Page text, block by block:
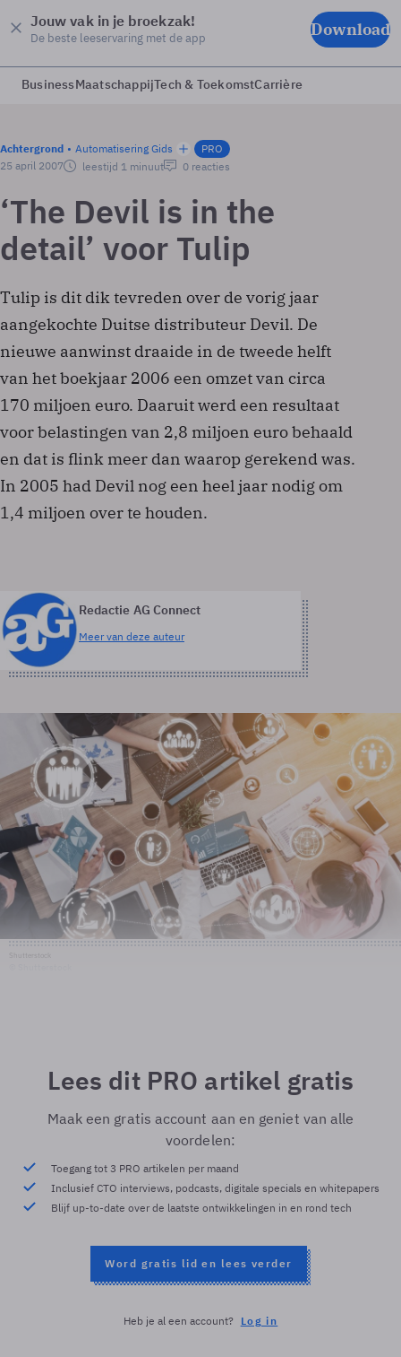
Jouw vak in je broekzak!
De beste leeservaring met de app Download
BusinessMaatschappijTech & ToekomstCarrière
Achtergrond Automatisering Gids
PRO
25 april 2007
leestijd 1 minuut 0 reacties
‘The Devil is in the
detail’ voor Tulip
Tulip is dit dik tevreden over de vorig jaar
aangekochte Duitse distributeur Devil. De
nieuwe aanwinst draaide in de tweede helft
van het boekjaar 2006 een omzet van circa
170 miljoen euro. Daaruit werd een resultaat
voor belastingen van 2,8 miljoen euro behaald
en dat is flink meer dan waarop gerekend was.
In 2005 had Devil nog een heel jaar nodig om
1,4 miljoen over te houden.
Redactie AG Connect
Meer van deze auteur
Lees dit PRO artikel gratis
Maak een gratis account aan en geniet van alle
voordelen:
Toegang tot 3 PRO artikelen per maand
Inclusief CTO interviews, podcasts, digitale specials en whitepapers
Blijf up-to-date over de laatste ontwikkelingen in en rond tech
Word gratis lid en lees verder
Heb je al een account? Log in